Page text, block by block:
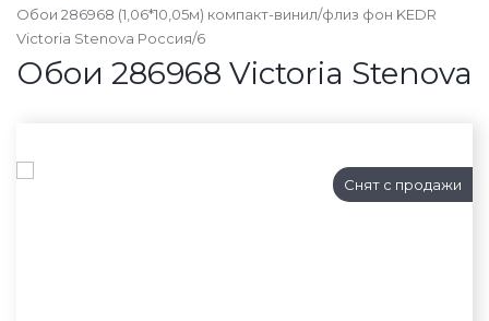
Обои 286968 (1,06*10,05м) компакт-винил/флиз фон KEDR
Victoria Stenova Россия/6
Обои 286968 Victoria Stenova
Снят с продажи